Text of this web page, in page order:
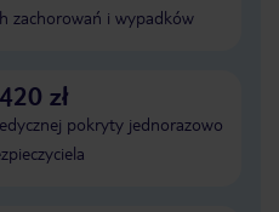
zachorowań i wypadków
zł
pokryty jednorazowo